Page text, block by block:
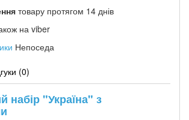
товару протягом 14 днів
на viber
Непоседа
(0)
набір "Україна" з